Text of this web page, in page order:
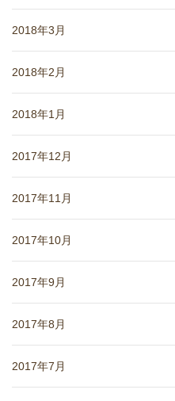
2018年3月
2018年2月
2018年1月
2017年12月
2017年11月
2017年10月
2017年9月
2017年8月
2017年7月